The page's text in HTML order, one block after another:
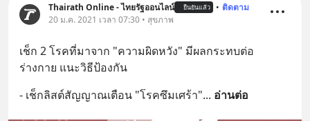
Thairath Online - ไทยรัฐออนไลน์ ยืนยันแล้ว • ติดตาม
20 ม.ค. 2021 เวลา 07:30 • สุขภาพ
เช็ก 2 โรคที่มาจาก "ความผิดหวัง" มีผลกระทบต่อ
ร่างกาย แนะวิธีป้องกัน
- เช็กลิสต์สัญญาณเตือน "โรคซึมเศร้า"... อ่านต่อ